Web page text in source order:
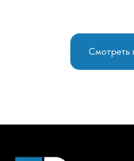
Смотреть